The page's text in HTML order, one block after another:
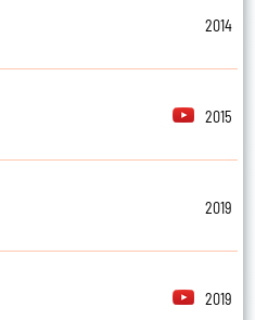
2014
2015
2019
2019